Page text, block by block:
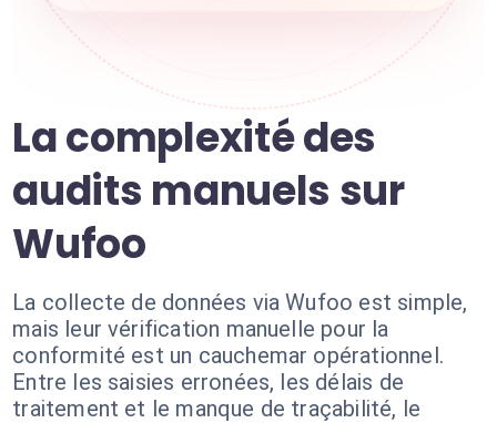
La complexité des
audits manuels sur
Wufoo
La collecte de données via Wufoo est simple,
mais leur vérification manuelle pour la
conformité est un cauchemar opérationnel.
Entre les saisies erronées, les délais de
traitement et le manque de traçabilité, le